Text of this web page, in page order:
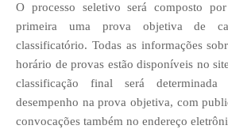
O processo seletivo será composto
primeira uma prova objetiva de
classificatório. Todas as informações
horário de provas estão disponíveis no
classificação final será determinada
desempenho na prova objetiva, com
convocações também no endereço